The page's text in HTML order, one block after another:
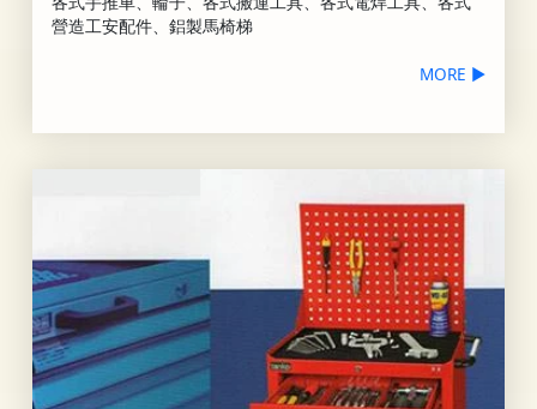
營造工安配件、鋁製馬椅梯
MORE ▶